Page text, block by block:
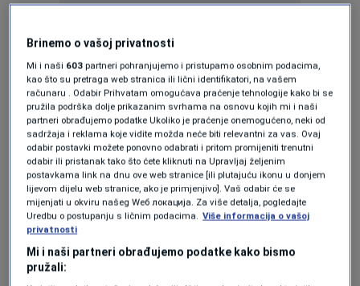
pogonima u Sindelfingenu i Untertürkheimu
blizu Stuttgarta, kao i u Rastattu,
Kuppenheimu, Bremenu, Berlinu, Hamburgu i
Germersheimu, rekao je glasnogovornik
sindikata u Frankfurtu.
Šefica IG Metalla Christiane Benner trebala bi
govoriti na događaju u Dizeldorfu.
Demonstracije su zamišljene kao uvodni
Brinemo o vašoj privatnosti
Mi i naši 603 partneri pohranjujemo i pristupamo osobnim podacima,
kao što su pretraga web stranica ili lični identifikatori, na vašem
računaru . Odabir Prihvatam omogućava praćenje tehnologije kako bi se
pružila podrška dolje prikazanim svrhama na osnovu kojih mi i naši
partneri obrađujemo podatke Ukoliko je praćenje onemogućeno, neki od
sadržaja i reklama koje vidite možda neće biti relevantni za vas. Ovaj
odabir postavki možete ponovno odabrati i pritom promijeniti trenutni
odabir ili pristanak tako što ćete kliknuti na Upravljaj željenim
postavkama link na dnu ove web stranice [ili plutajuću ikonu u donjem
lijevom dijelu web stranice, ako je primjenjivo]. Vaš odabir će se
mijenjati u okviru našeg Wеб локација. Za više detalja, pogledajte
Uredbu o postupanju s ličnim podacima. Više informacija o vašoj
privatnosti
Mi i naši partneri obrađujemo podatke kako bismo
pružali: